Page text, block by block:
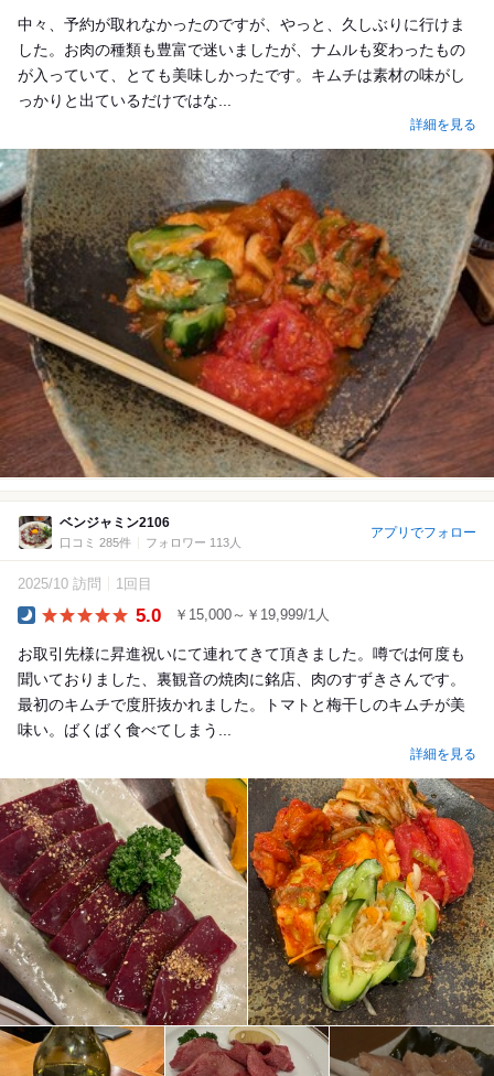
中々、予約が取れなかったのですが、やっと、久しぶりに行けま
した。お肉の種類も豊富で迷いましたが、ナムルも変わったもの
が入っていて、とても美味しかったです。キムチは素材の味がし
っかりと出ているだけではな...
詳細を見る
ベンジャミン2106
口コミ 285件 フォロワー 113人
アプリでフォロー
2025/10 訪問 1回目
5.0 ￥15,000～￥19,999/1人
お取引先様に昇進祝いにて連れてきて頂きました。噂では何度も
聞いておりました、裏観音の焼肉に銘店、肉のすずきさんです。
最初のキムチで度肝抜かれました。トマトと梅干しのキムチが美
味い。ばくばく食べてしまう...
詳細を見る